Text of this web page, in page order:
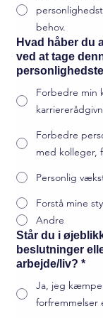
behov.
Hvad håber du
ved at tage
Forbedre min
Forbedre
med kolleger,
Personlig
Forstå mine
Andre
Står du i
beslutninger
arbejde/liv? *
Ja, jeg
forfremmelser